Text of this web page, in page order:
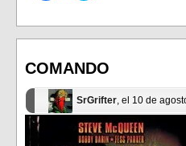
en
(Se
en
una
nueva)
en
(Se
en
una
nueva)
COMANDO
SrGrifter, el 10 de